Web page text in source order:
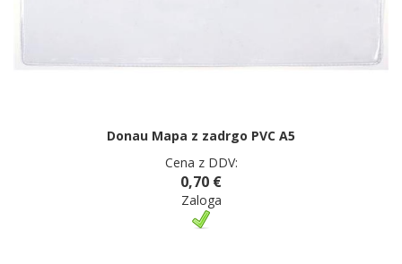
Donau Mapa z zadrgo PVC A5
Cena z DDV:
0,70 €
Zaloga